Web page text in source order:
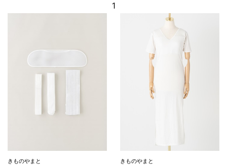
1
きものやまと きものやまと